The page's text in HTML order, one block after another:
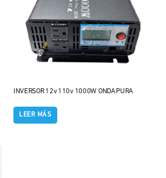
INVERSOR 12v 110v 1000W ONDA PURA
LEER MÁS